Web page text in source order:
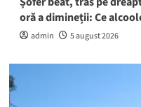
oră a dimineții: Ce
admin 5 august 2026